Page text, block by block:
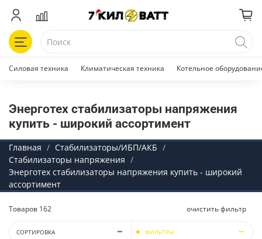
Силовая техника Климатическая техника Котельное
Энерготех стабилизаторы напряжения
купить - широкий ассортимент
Главная
Стабилизаторы/ИБП/АКБ
Стабилизаторы напряжения
Энерготех стабилизаторы напряжения купить - широкий
ассортимент
Товаров 162 очистить фильтр
СОРТИРОВКА ФИЛЬТРЫ